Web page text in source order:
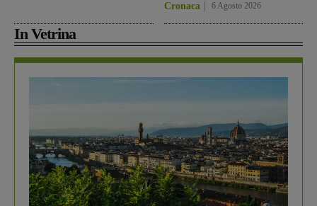
Cronaca 6 Agosto 2026
In Vetrina